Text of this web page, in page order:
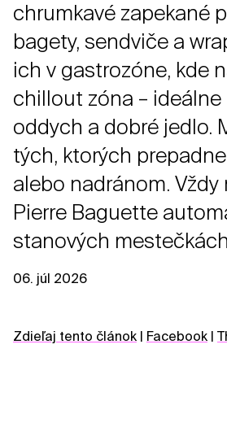
chrumkavé zapekané
bagety, sendviče a
ich v gastrozóne, kde
chillout zóna –
oddych a dobré jedlo.
tých, ktorých
alebo nadránom.
Pierre Baguette
stanových
06. júl 2026
Zdieľaj tento článok Facebook